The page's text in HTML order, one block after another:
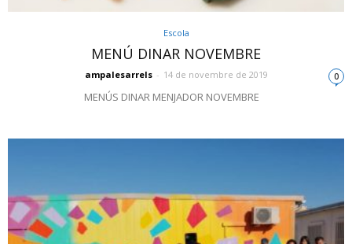
Escola
MENÚ DINAR NOVEMBRE
ampalesarrels - 14 de novembre de 2019 0
MENÚS DINAR MENJADOR NOVEMBRE